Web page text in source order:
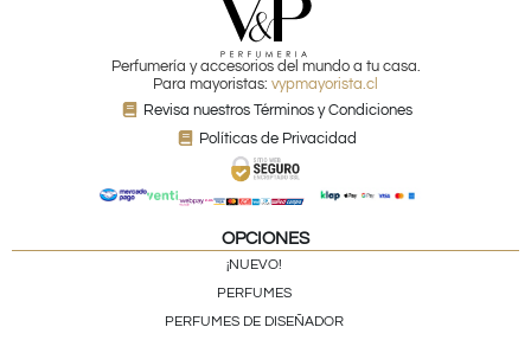
Perfumería y accesorios del mundo a tu casa.
Para mayoristas: vypmayorista.cl
Revisa nuestros Términos y Condiciones
Políticas de Privacidad
OPCIONES
¡NUEVO!
PERFUMES
PERFUMES DE DISEÑADOR